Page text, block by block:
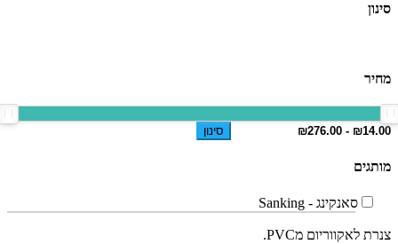
סינון
מחיר
סינון
מותגים
סאנקינג - Sanking
צנרת לאקווריום מPVC.